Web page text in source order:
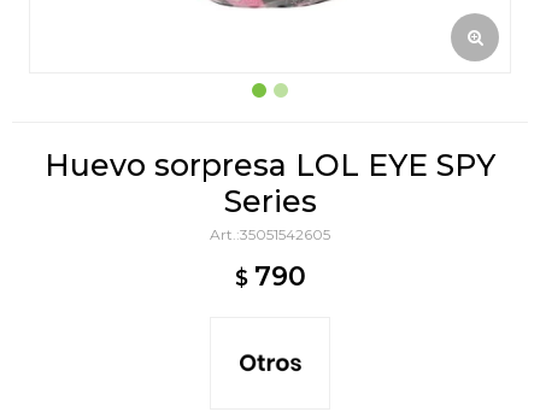
Huevo sorpresa LOL EYE SPY
Series
35051542605
$ 790